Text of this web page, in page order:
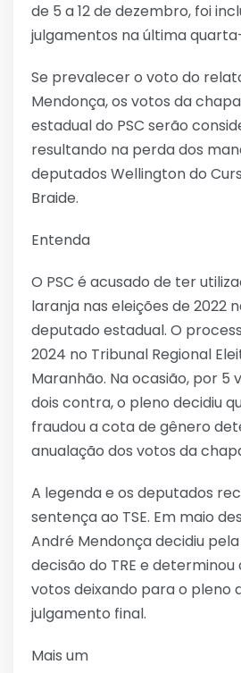
de 5 a 12 de dezembro, foi
julgamentos na última
Se prevalecer o voto do
Mendonça, os votos da
estadual do PSC serão
resultando na perda dos
deputados Wellington do
Braide.
Entenda
O PSC é acusado de ter
laranja nas eleições de 2022
deputado estadual. O
2024 no Tribunal Regional
Maranhão. Na ocasião, por 5
dois contra, o pleno decidiu
fraudou a cota de gênero
anualação dos votos da
A legenda e os deputados
sentença ao TSE. Em maio
André Mendonça decidiu
decisão do TRE e determinou
votos deixando para o pleno
julgamento final.
Mais um